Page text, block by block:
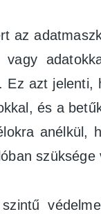
az
vagy
Ez azt
és a